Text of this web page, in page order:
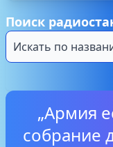
Поиск
„Армия
собрание